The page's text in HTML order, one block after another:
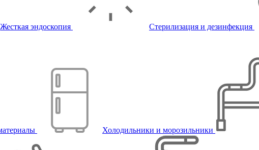
Жесткая эндоскопия Стерилизация и дезинфекция
Холодильники и морозильники